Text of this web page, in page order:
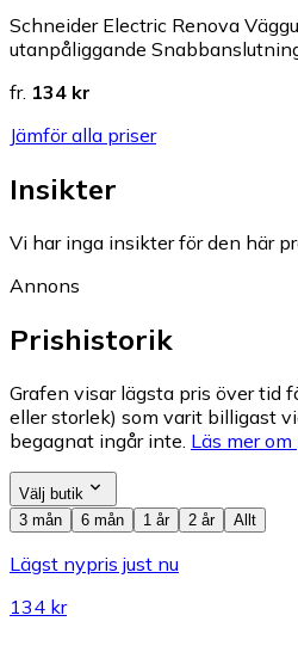
Schneider Electric Renova
utanpåliggande
fr. 134 kr
Jämför alla priser
Insikter
Vi har inga insikter för den här
Annons
Prishistorik
Grafen visar lägsta pris över tid
eller storlek) som varit billigast
begagnat ingår inte. Läs mer
Välj butik
3 mån
6 mån 1 år 2 år Allt
Lägst nypris just nu
134 kr